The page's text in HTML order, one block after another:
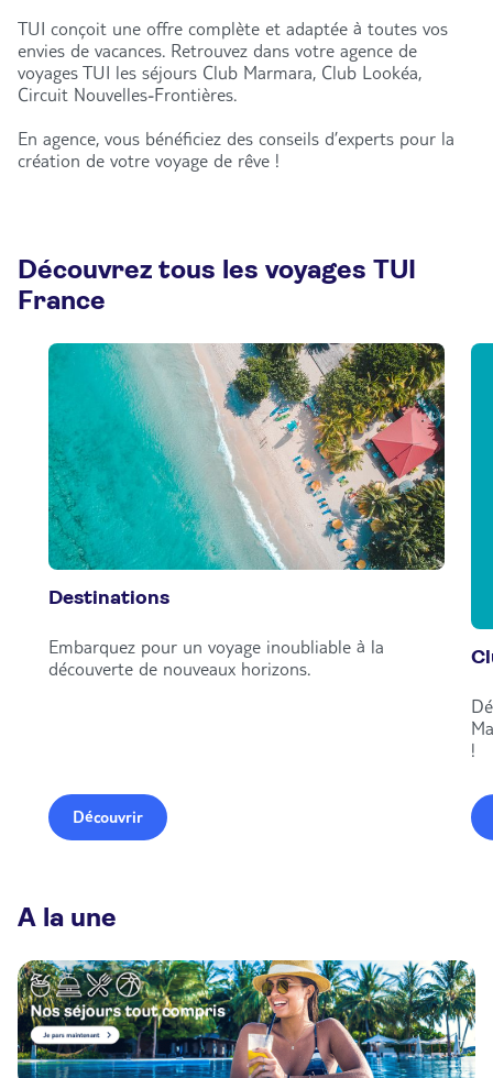
TUI conçoit une offre complète et adaptée à toutes vos
envies de vacances. Retrouvez dans votre agence de
voyages TUI les séjours Club Marmara, Club Lookéa,
Circuit Nouvelles-Frontières.
En agence, vous bénéficiez des conseils d’experts pour la
création de votre voyage de rêve !
Découvrez tous les voyages TUI
France
Destinations
Embarquez pour un voyage inoubliable à la
découverte de nouveaux horizons.
Découvrir
!
A la une